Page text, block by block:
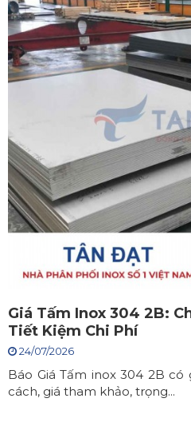
Giá Tấm Inox 304 2B:
Tiết Kiệm Chi Phí
24/07/2026
Báo Giá Tấm inox 304 2B
cách, giá tham khảo, trọng...